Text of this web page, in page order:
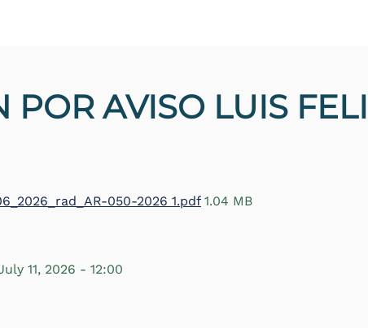
POR AVISO LUIS
050-2026 1.pdf 1.04 MB
11, 2026 - 12:00